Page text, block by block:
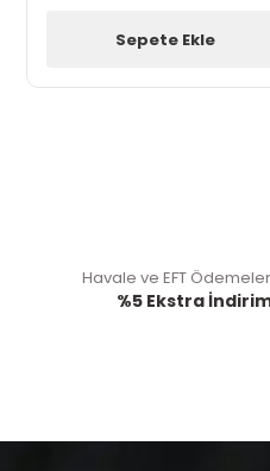
Sepete Ekle
Havale ve EFT
%5 Ekstra